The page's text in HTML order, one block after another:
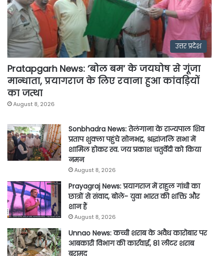
उत्तर प्रदेश
Pratapgarh News: ‘बोल बम’ के जयघोष से गूंजा
मान्धाता, प्रयागराज के लिए रवाना हुआ कांवड़ियों
का जत्था
August 8, 2026
Sonbhadra News: तेलंगाना के राज्यपाल शिव
प्रताप शुक्ला पहुंचे सोनभद्र, श्रद्धांजलि सभा में
शामिल होकर स्व. जय प्रकाश चतुर्वेदी को किया
नमन
August 8, 2026
Prayagraj News: प्रयागराज में राहुल गांधी का
छात्रों से संवाद, बोले- युवा भारत की शक्ति और
शान हैं
August 8, 2026
Unnao News: कच्ची शराब के अवैध कारोबार पर
आबकारी विभाग की कार्रवाई, 81 लीटर शराब
बरामद